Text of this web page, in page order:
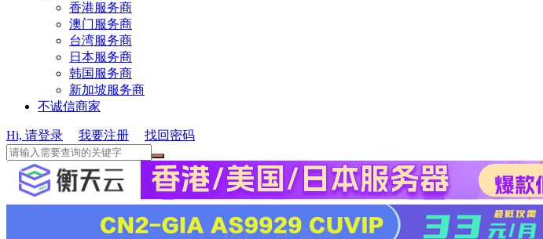
香港服务商
澳门服务商
台湾服务商
日本服务商
韩国服务商
新加坡服务商
不诚信商家
Hi, 请登录 我要注册 找回密码